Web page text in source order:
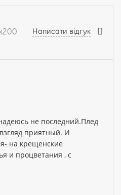
Написати відгук
не последний.Плед
приятный. И
на крещенские
и процветания , с